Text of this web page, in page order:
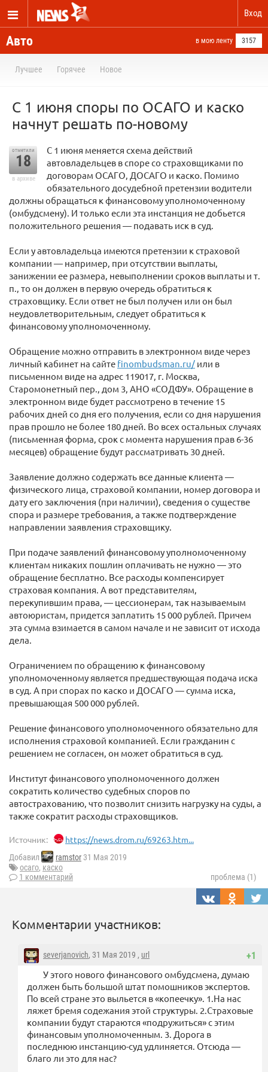
Вход
Авто в мою ленту 3157
Лучшее Горячее Новое
С 1 июня споры по ОСАГО и каско
начнут решать по-новому
отметили
18
в архиве
С 1 июня меняется схема действий
автовладельцев в споре со страховщиками по
договорам ОСАГО, ДОСАГО и каско. Помимо
обязательного досудебной претензии водители
должны обращаться к финансовому уполномоченному
(омбудсмену). И только если эта инстанция не добьется
положительного решения — подавать иск в суд.
Если у автовладельца имеются претензии к страховой
компании — например, при отсутствии выплаты,
занижении ее размера, невыполнении сроков выплаты и т.
п., то он должен в первую очередь обратиться к
страховщику. Если ответ не был получен или он был
неудовлетворительным, следует обратиться к
финансовому уполномоченному.
Обращение можно отправить в электронном виде через
личный кабинет на сайте finombudsman.ru/ или в
письменном виде на адрес 119017, г. Москва,
Старомонетный пер., дом 3, АНО «СОДФУ». Обращение в
электронном виде будет рассмотрено в течение 15
рабочих дней со дня его получения, если со дня нарушения
прав прошло не более 180 дней. Во всех остальных случаях
(письменная форма, срок с момента нарушения прав 6-36
месяцев) обращение будут рассматривать 30 дней.
Заявление должно содержать все данные клиента —
физического лица, страховой компании, номер договора и
дату его заключения (при наличии), сведения о существе
спора и размере требования, а также подтверждение
направлении заявления страховщику.
При подаче заявлений финансовому уполномоченному
клиентам никаких пошлин оплачивать не нужно — это
обращение бесплатно. Все расходы компенсирует
страховая компания. А вот представителям,
перекупившим права, — цессионерам, так называемым
автоюристам, придется заплатить 15 000 рублей. Причем
эта сумма взимается в самом начале и не зависит от исхода
дела.
Ограничением по обращению к финансовому
уполномоченному является предшествующая подача иска
в суд. А при спорах по каско и ДОСАГО — сумма иска,
превышающая 500 000 рублей.
Решение финансового уполномоченного обязательно для
исполнения страховой компанией. Если гражданин с
решением не согласен, он может обратиться в суд.
Институт финансового уполномоченного должен
сократить количество судебных споров по
автострахованию, что позволит снизить нагрузку на суды, а
также сократит расходы страховщиков.
Источник: https://news.drom.ru/69263.htm...
Добавил ramstor 31 Мая 2019
осаго, каско
1 комментарий
проблема (1)
Комментарии участников:
+1
severjanovich, 31 Мая 2019 , url
У этого нового финансового омбудсмена, думаю
должен быть большой штат помошников экспертов.
По всей стране это выльется в «копеечку». 1.На нас
ляжет бремя содежания этой структуры. 2.Страховые
компании будут стараются «подружиться» с этим
финансовым уполномоченным. 3. Дорога в
последнюю инстанцию-суд удлиняется. Отсюда —
благо ли это для нас?